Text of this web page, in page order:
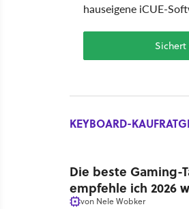
hauseigene iCUE-
Sichert
KEYBOARD-
Die beste Gaming-
empfehle ich 2026
von Nele Wobker